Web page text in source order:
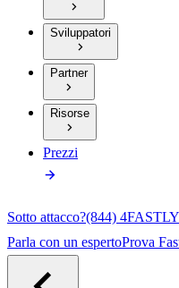
Sviluppatori
Partner
Risorse
Prezzi
Sotto attacco?(844) 4FASTLY
Parla con un espertoProva